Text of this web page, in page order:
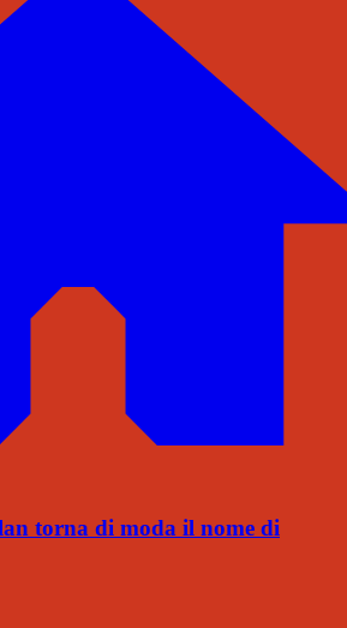
torna di moda il nome di